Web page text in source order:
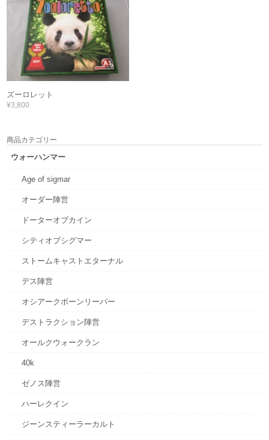
ズーロレット
¥3,800
商品カテゴリー
ウォーハンマー
Age of sigmar
オーダー陣営
ドーターオブカイン
シティオブシグマー
ストームキャストエターナル
デス陣営
オシアークボーンリーパー
デストラクション陣営
オールクウォークラン
40k
ゼノス陣営
ハーレクイン
ジーンスティーラーカルト